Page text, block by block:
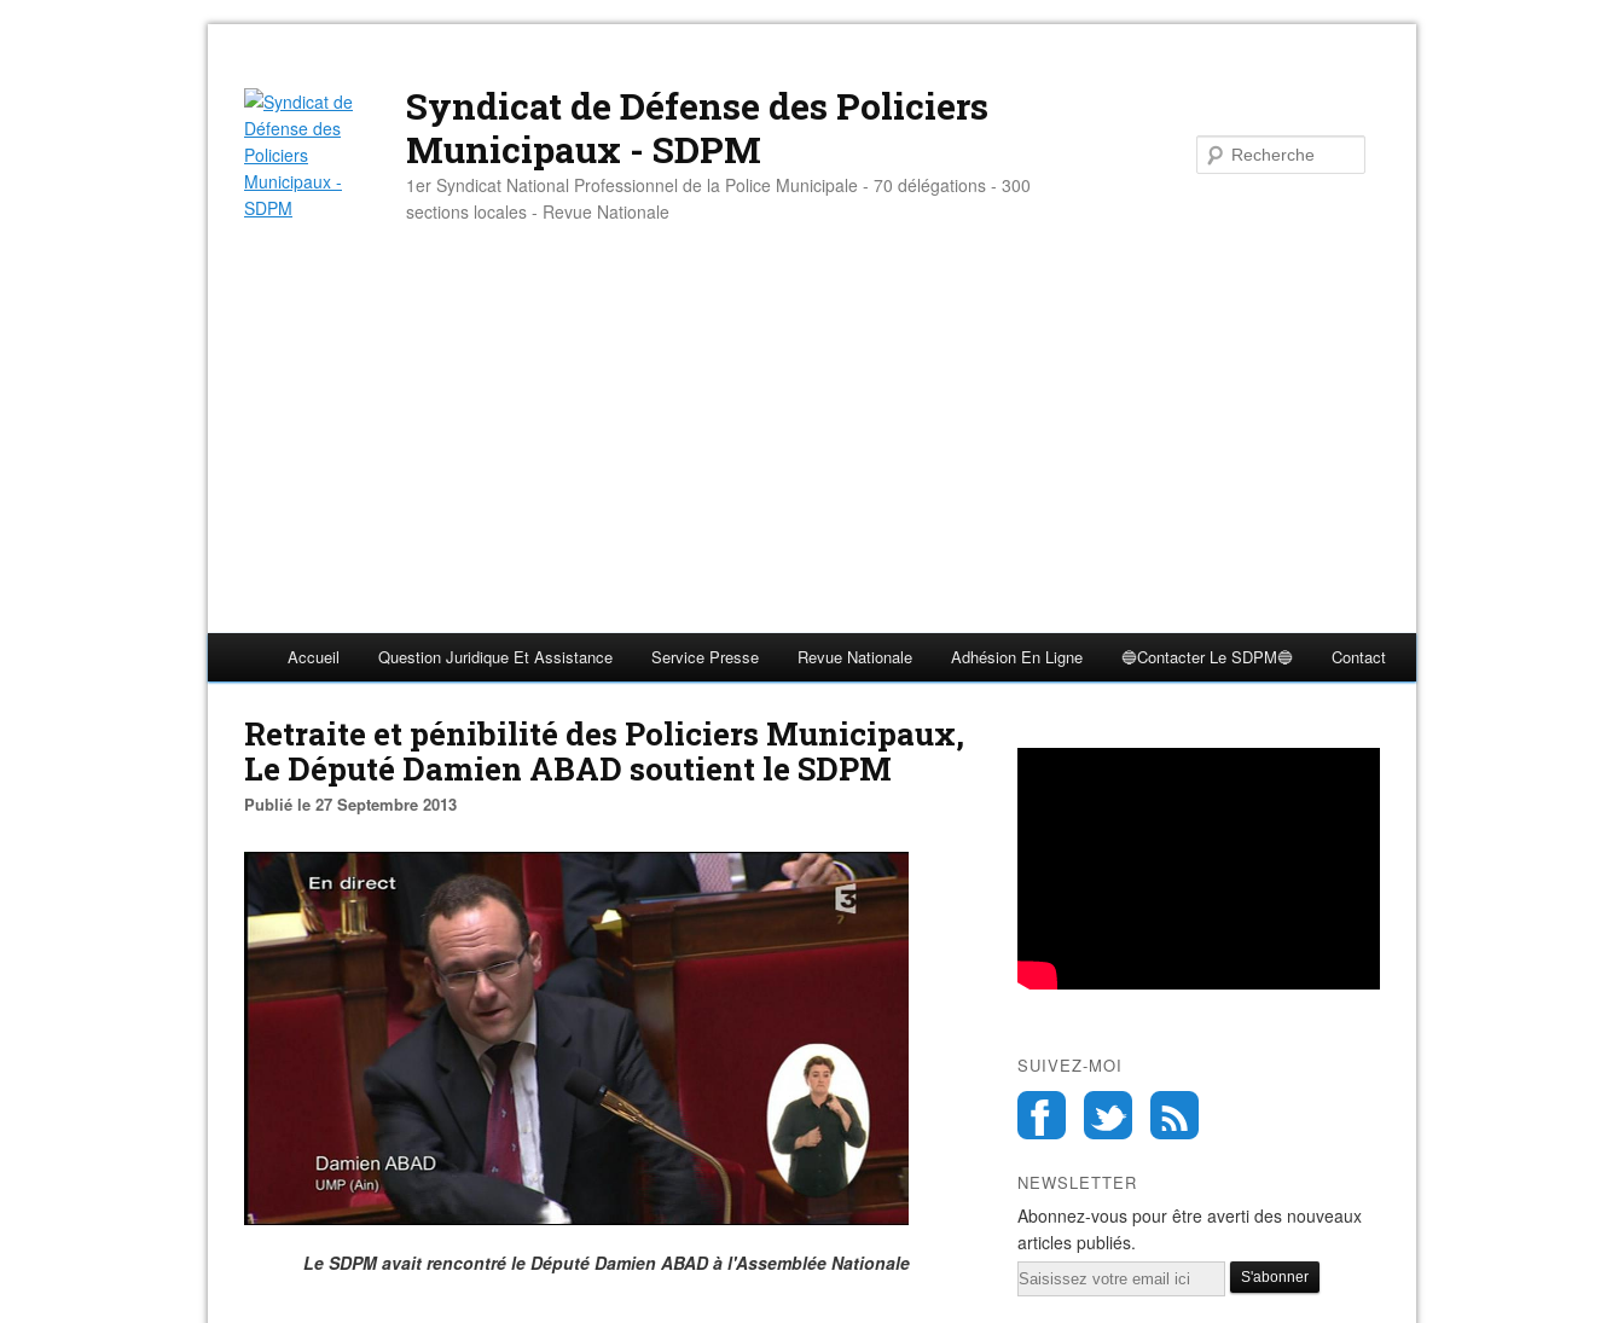
Syndicat de Défense des Policiers
Municipaux - SDPM
1er Syndicat National Professionnel de la Police Municipale - 70 délégations - 300
sections locales - Revue Nationale
Accueil Question Juridique Et Assistance Service Presse Revue Nationale Adhésion En Ligne 🔵Contacter Le SDPM🔵 Contact
Retraite et pénibilité des Policiers Municipaux,
Le Député Damien ABAD soutient le SDPM
Publié le 27 Septembre 2013
Le SDPM avait rencontré le Député Damien ABAD à l'Assemblée Nationale
SUIVEZ-MOI
NEWSLETTER
Abonnez-vous pour être averti des nouveaux
articles publiés.
Email